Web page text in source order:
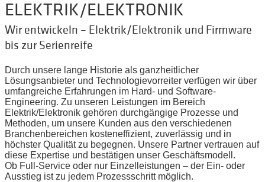
ELEKTRIK/ELEKTRONIK
Wir entwickeln – Elektrik/Elektronik und Firmware
bis zur Serienreife
Durch unsere lange Historie als ganzheitlicher
Lösungsanbieter und Technologievorreiter verfügen wir über
umfangreiche Erfahrungen im Hard- und Software-
Engineering. Zu unseren Leistungen im Bereich
Elektrik/Elektronik gehören durchgängige Prozesse und
Methoden, um unsere Kunden aus den verschiedenen
Branchenbereichen kosteneffizient, zuverlässig und in
höchster Qualität zu begegnen. Unsere Partner vertrauen auf
diese Expertise und bestätigen unser Geschäftsmodell.
Ob Full-Service oder nur Einzelleistungen – der Ein- oder
Ausstieg ist zu jedem Prozessschritt möglich.